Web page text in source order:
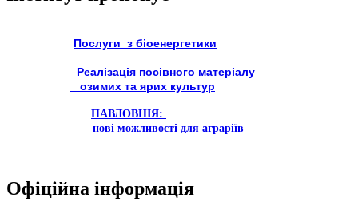
Послуги з біоенергетики
Реалізація посівного матеріалу
озимих та ярих культур
ПАВЛОВНІЯ:
нові можливості для аграріїв
Офіційна інформація